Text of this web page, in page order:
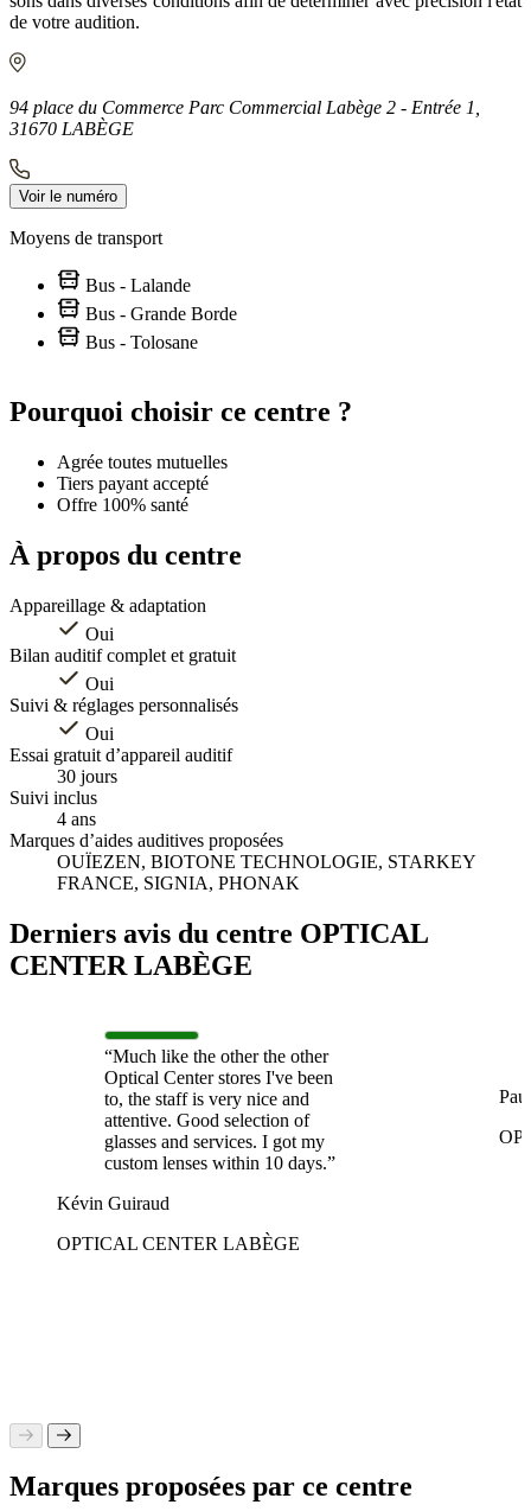
de votre audition.
94 place du Commerce Parc Commercial Labège 2 - Entrée 1,
31670 LABÈGE
Voir le numéro
Moyens de transport
Bus - Lalande
Bus - Grande Borde
Bus - Tolosane
+
Pourquoi choisir ce centre ?
Agrée toutes mutuelles
Tiers payant accepté
Offre 100% santé
À propos du centre
Appareillage & adaptation
Oui
Bilan auditif complet et gratuit
Oui
Suivi & réglages personnalisés
Oui
Essai gratuit d’appareil auditif
30 jours
Suivi inclus
4 ans
Marques d’aides auditives proposées
OUÏEZEN, BIOTONE TECHNOLOGIE, STARKEY
FRANCE, SIGNIA, PHONAK
Derniers avis du centre OPTICAL
CENTER LABÈGE
“Much like the other the other
Optical Center stores I've been
to, the staff is very nice and
attentive. Good selection of
glasses and services. I got my
custom lenses within 10 days.”
Kévin Guiraud
OPTICAL CENTER LABÈGE
Marques proposées par ce centre